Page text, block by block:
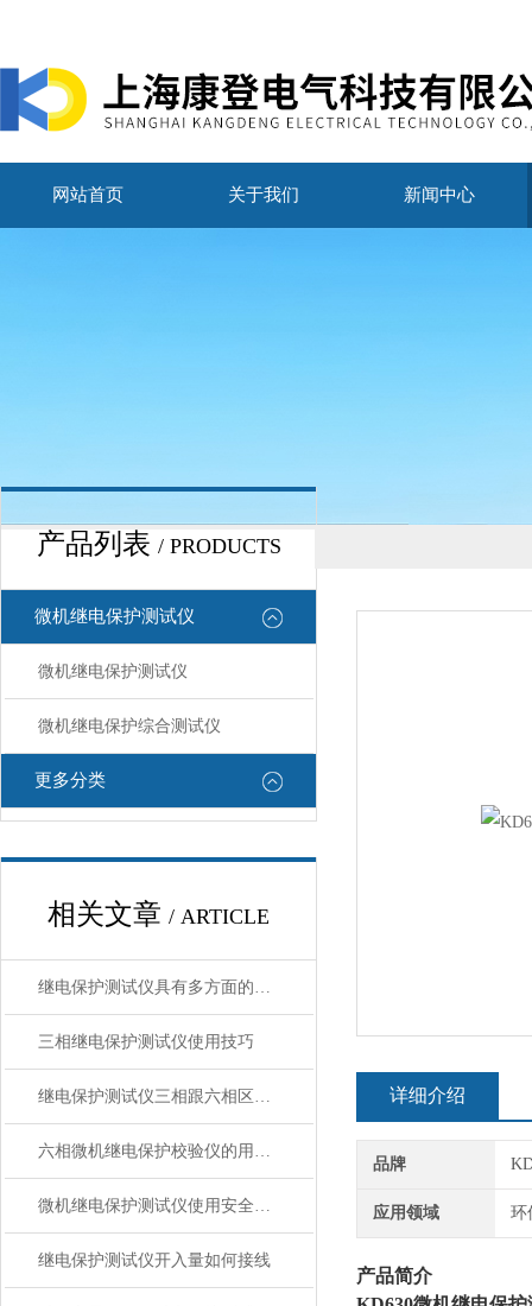
网站首页 关于我们 新闻中心
产品列表 / PRODUCTS
微机继电保护测试仪
微机继电保护测试仪
微机继电保护综合测试仪
更多分类
相关文章 / ARTICLE
继电保护测试仪具有多方面的特点和优势，以下是具体介绍：
三相继电保护测试仪使用技巧
继电保护测试仪三相跟六相区别在哪里？
六相微机继电保护校验仪的用途与优点解析
微机继电保护测试仪使用安全注意事项
继电保护测试仪开入量如何接线
详细介绍
品牌
应用领域 环
产品简介